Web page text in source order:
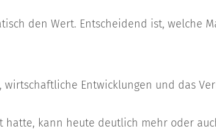
den Wert. Entscheidend ist, welche
Entwicklungen und das
hatte, kann heute deutlich mehr oder